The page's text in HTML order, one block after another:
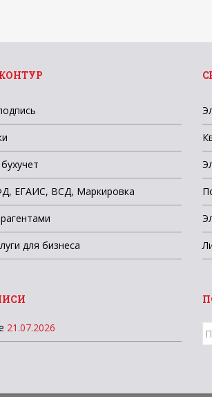
ЕГАИС, ВСД, Маркировка
для бизнеса
21.07.2026